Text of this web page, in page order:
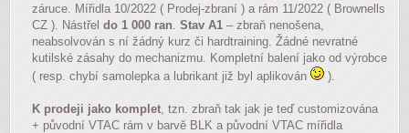
záruce. Mířidla 10/2022 ( Prodej-zbraní ) a rám 11/2022 ( Brownells
CZ ). Nástřel do 1 000 ran Stav A1 – zbraň nenošena,
neabsolvován s ní žádný kurz či hardtraining. Žádné nevratné
kutilské zásahy do mechanizmu. Kompletní balení jako od výrobce
( resp. chybí samolepka a lubrikant již byl aplikován
).
K prodeji jako komplet , tzn. zbraň tak jak je teď customizována
+ původní VTAC rám v barvě BLK a původní VTAC mířidla